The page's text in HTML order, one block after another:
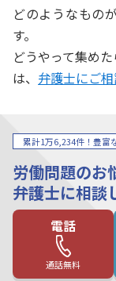
どのようなもの
す。
どうやって集め
は、 弁護士にご相
累計1万6,234件！豊富
労働問題のお
弁護士に相談
電話
通話無料